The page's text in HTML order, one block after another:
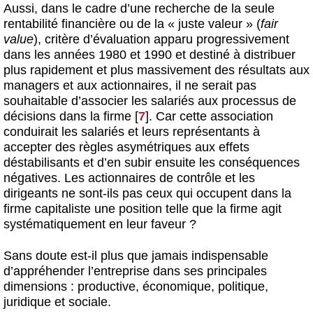
Aussi, dans le cadre d’une recherche de la seule
rentabilité financière ou de la « juste valeur » (fair
value), critère d’évaluation apparu progressivement
dans les années 1980 et 1990 et destiné à distribuer
plus rapidement et plus massivement des résultats aux
managers et aux actionnaires, il ne serait pas
souhaitable d’associer les salariés aux processus de
décisions dans la firme [7]. Car cette association
conduirait les salariés et leurs représentants à
accepter des règles asymétriques aux effets
déstabilisants et d’en subir ensuite les conséquences
négatives. Les actionnaires de contrôle et les
dirigeants ne sont-ils pas ceux qui occupent dans la
firme capitaliste une position telle que la firme agit
systématiquement en leur faveur ?
Sans doute est-il plus que jamais indispensable
d’appréhender l’entreprise dans ses principales
dimensions : productive, économique, politique,
juridique et sociale.